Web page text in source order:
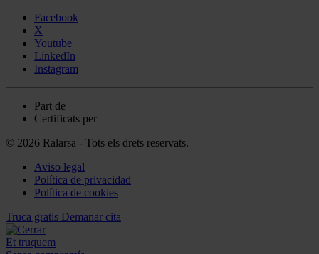
Facebook
X
Youtube
LinkedIn
Instagram
Part de
Certificats per
© 2026 Ralarsa - Tots els drets reservats.
Aviso legal
Política de privacidad
Política de cookies
Truca gratis Demanar cita
Et truquem